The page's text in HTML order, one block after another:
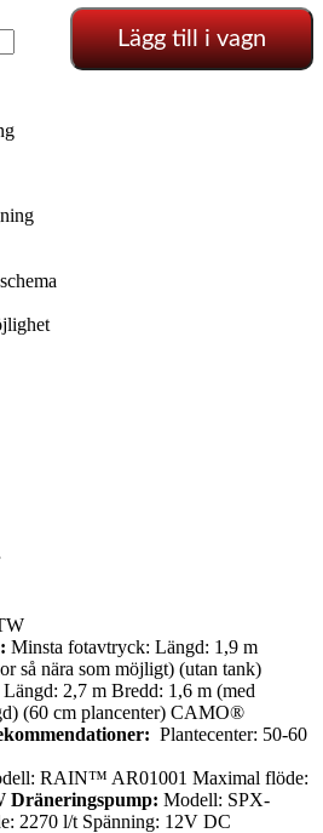
Lägg till i vagn
Minsta fotavtryck: Längd: 1,9 m
så nära som möjligt) (utan tank)
2,7 m Bredd: 1,6 m (med
(60 cm plancenter) CAMO®
Plantecenter: 50-60
RAIN™ AR01001 Maximal flöde:
Dräneringspump: Modell: SPX-
2270 l/t Spänning: 12V DC